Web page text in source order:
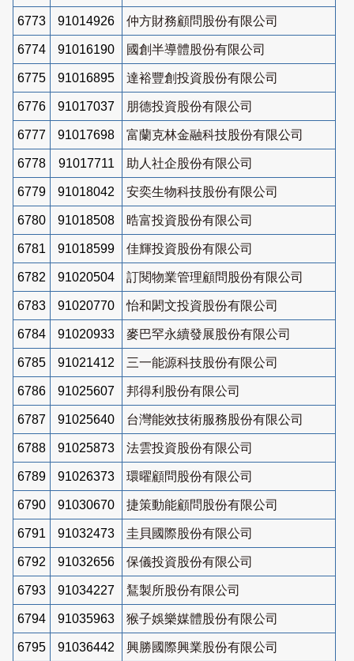
6773 91014926 仲方財務顧問股份有限公司
6774 91016190 國創半導體股份有限公司
6775 91016895 達裕豐創投資股份有限公司
6776 91017037 朋德投資股份有限公司
6777 91017698 富蘭克林金融科技股份有限公司
6778 91017711 助人社企股份有限公司
6779 91018042 安奕生物科技股份有限公司
6780 91018508 晧富投資股份有限公司
6781 91018599 佳輝投資股份有限公司
6782 91020504 訂閱物業管理顧問股份有限公司
6783 91020770 怡和閎文投資股份有限公司
6784 91020933 麥巴罕永續發展股份有限公司
6785 91021412 三一能源科技股份有限公司
6786 91025607 邦得利股份有限公司
6787 91025640 台灣能效技術服務股份有限公司
6788 91025873 法雲投資股份有限公司
6789 91026373 環曜顧問股份有限公司
6790 91030670 捷策動能顧問股份有限公司
6791 91032473 圭貝國際股份有限公司
6792 91032656 保儀投資股份有限公司
6793 91034227 鵟製所股份有限公司
6794 91035963 猴子娛樂媒體股份有限公司
6795 91036442 興勝國際興業股份有限公司